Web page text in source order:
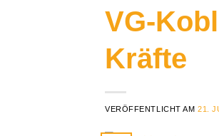
VG-
Kräfte
VERÖFFENTLICHT AM21.